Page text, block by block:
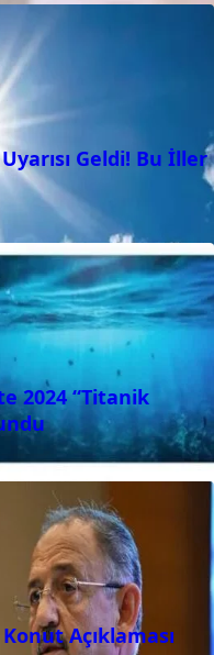
Geldi! Bu İller
2024 “Titanik
Açıklaması